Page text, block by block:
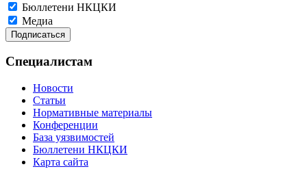
Бюллетени НКЦКИ
Медиа
Специалистам
Новости
Статьи
Нормативные материалы
Конференции
База уязвимостей
Бюллетени НКЦКИ
Карта сайта